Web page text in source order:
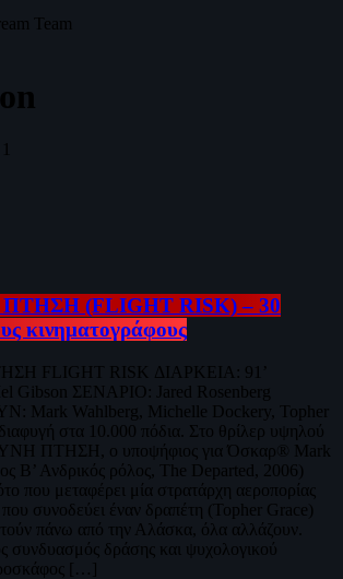
Team
(FLIGHT RISK) – 30
κινηματογράφους
FLIGHT RISK ΔΙΑΡΚΕΙΑ: 91’
ΣΕΝΑΡΙΟ: Jared Rosenberg
Mark Wahlberg, Michelle Dockery, Topher
στα 10.000 πόδια. Στο θρίλερ υψηλού
ΠΤΗΣΗ, ο υποψήφιος για Όσκαρ® Mark
Β’ Ανδρικός ρόλος, The Departed, 2006)
που μεταφέρει μία στρατάρχη αεροπορίας
συνοδεύει έναν δραπέτη (Topher Grace)
πάνω από την Αλάσκα, όλα αλλάζουν.
συνδυασμός δράσης και ψυχολογικού
[…]